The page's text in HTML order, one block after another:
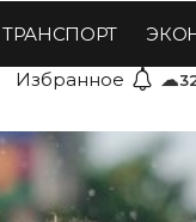
ТРАНСПОРТ
Избранное ☁